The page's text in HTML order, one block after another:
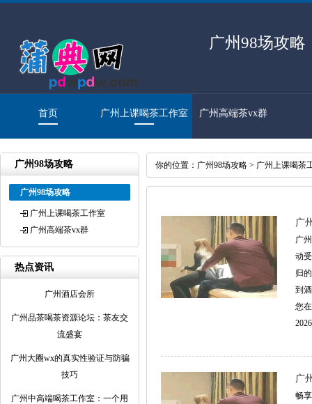
广州98场攻略
首页 广州上课喝茶工作室 广州高端茶vx群
广州98场攻略
广州98场攻略
广州上课喝茶工作室
广州高端茶vx群
热点资讯
广州酒店会所
广州品茶喝茶资源论坛：茶友交
流盛宴
广州大圈wx的真实性验证与防骗
技巧
‌广州中高端喝茶工作室‌：一个用
你的位置： 广州98场攻略 > 广州上课喝茶
广
广
动
归
到
您
广
畅